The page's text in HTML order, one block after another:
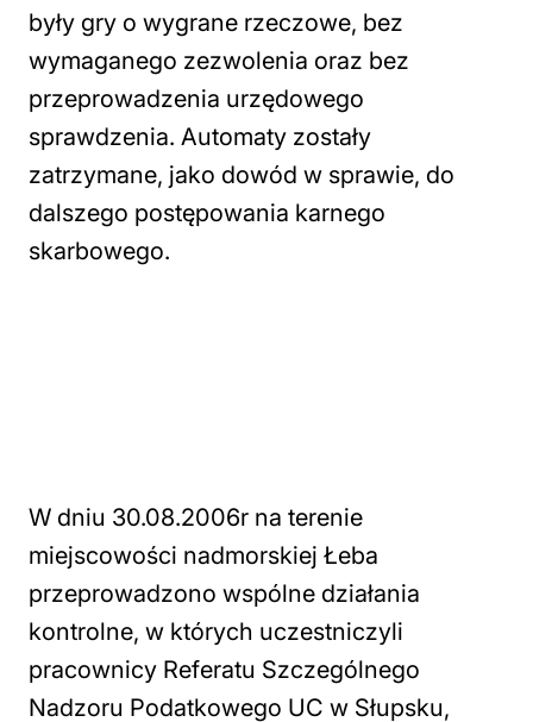
były gry o wygrane rzeczowe, bez
wymaganego zezwolenia oraz bez
przeprowadzenia urzędowego
sprawdzenia. Automaty zostały
zatrzymane, jako dowód w sprawie, do
dalszego postępowania karnego
skarbowego.
W dniu 30.08.2006r na terenie
miejscowości nadmorskiej Łeba
przeprowadzono wspólne działania
kontrolne, w których uczestniczyli
pracownicy Referatu Szczególnego
Nadzoru Podatkowego UC w Słupsku,